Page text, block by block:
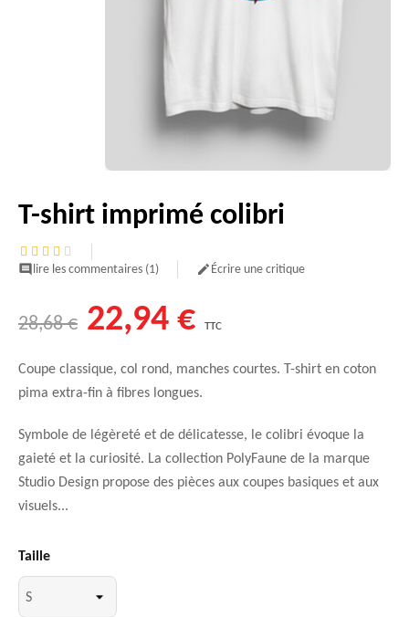
T-shirt imprimé colibri
 lire les commentaires (1) Écrire une critique
28,68 € 22,94 € TTC
Coupe classique, col rond, manches courtes. T-shirt en coton
pima extra-fin à fibres longues.
Symbole de légèreté et de délicatesse, le colibri évoque la
gaieté et la curiosité. La collection PolyFaune de la marque
Studio Design propose des pièces aux coupes basiques et aux
visuels...
Taille